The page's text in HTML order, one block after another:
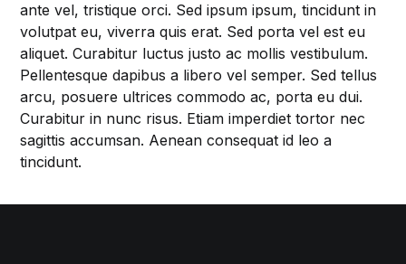
ante vel, tristique orci. Sed ipsum ipsum, tincidunt in
volutpat eu, viverra quis erat. Sed porta vel est eu
aliquet. Curabitur luctus justo ac mollis vestibulum.
Pellentesque dapibus a libero vel semper. Sed tellus
arcu, posuere ultrices commodo ac, porta eu dui.
Curabitur in nunc risus. Etiam imperdiet tortor nec
sagittis accumsan. Aenean consequat id leo a
tincidunt.